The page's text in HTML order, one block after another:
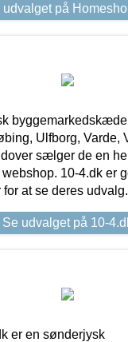
udvalget på
Ulfborg, Varde,
sælger de en
10-4.dk er
at se deres udvalg.
Se udvalget på 10-
er en sønderjysk